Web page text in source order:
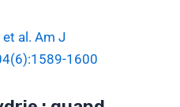
et al. Am J
1600